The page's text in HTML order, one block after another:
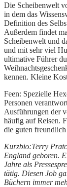
Die Scheibenwelt
in dem das
Definition des
Außerdem findet
Scheibenwelt und
und mit sehr viel
ultimative Führer
kennen. Kleine
Feen: Spezielle
Personen
Ausführungen der
häufig auf Reisen.
die guten
Kurzbio:Terry
England geboren.
Jahre als
tätig. Diesen Job
Büchern immer